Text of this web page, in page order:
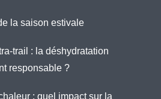
la saison estivale
trail : la déshydratation
responsable ?
: quel impact sur la